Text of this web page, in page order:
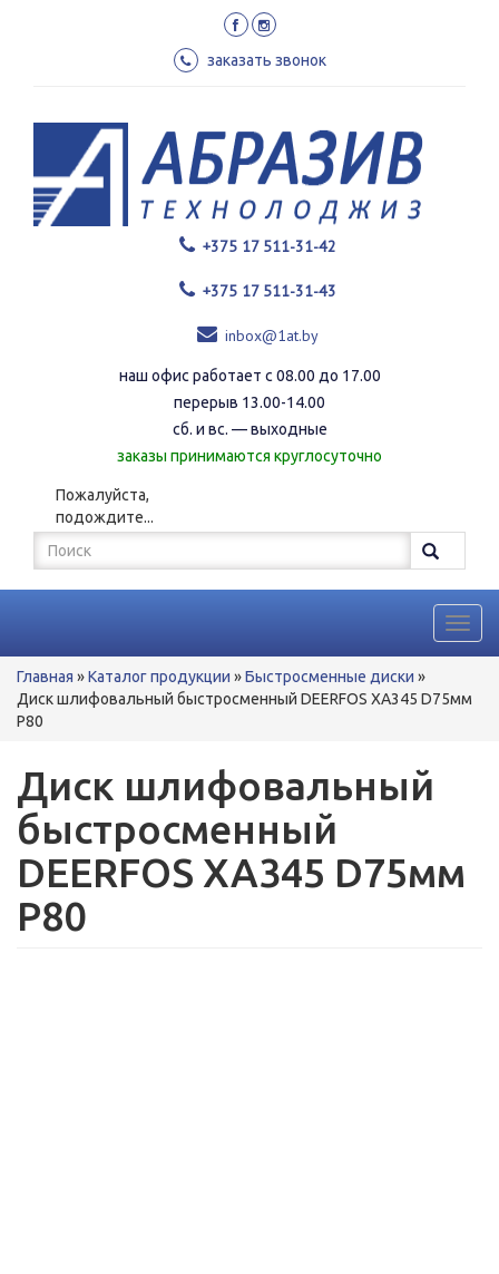
заказать звонок
+375 17 511-31-42
+375 17 511-31-43
inbox@1at.by
наш офис работает с 08.00 до 17.00
перерыв 13.00-14.00
сб. и вс. — выходные
заказы принимаются круглосуточно
Пожалуйста,
подождите...
Форма
поиска
Поиск
Вы
здесь
Главная »Каталог продукции »Быстросменные диски »
Диск шлифовальный быстросменный DEERFOS XA345 D75мм
P80
Диск шлифовальный
быстросменный
DEERFOS XA345 D75мм
P80